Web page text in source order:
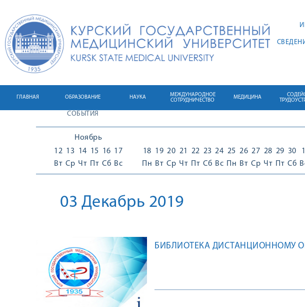
ГЛАВНАЯ ОБРАЗОВАНИЕ НАУКА
МЕЖДУНАРОДНОЕ
СОТРУДНИЧЕСТВО
МЕДИЦИНА
СОБЫТИЯ
Ноябрь
12
Вт
13
Ср
14
Чт
15
Пт
16
Сб
17
Вс
18
Пн
19
Вт
20
Ср
21
Чт
22
Пт
23
Сб
24
Вс
25
Пн
26
Вт
27
Ср
28
Чт
29
Пт
30
Сб
1
03 Декабрь 2019
БИБЛИОТЕКА ДИСТАНЦИОННОМУ